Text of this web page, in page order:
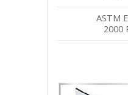
ASTM
2000